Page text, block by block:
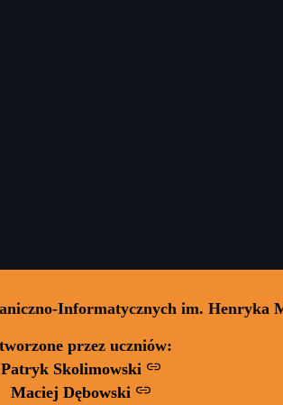
Informatycznych im. Henryka
przez uczniów:
Patryk Skolimowski
Maciej Dębowski